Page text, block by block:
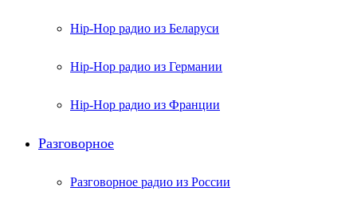
Hip-Hop радио из Беларуси
Hip-Hop радио из Германии
Hip-Hop радио из Франции
Разговорное
Разговорное радио из России